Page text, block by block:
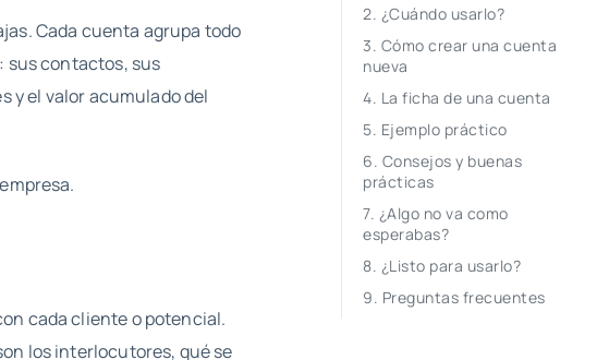
Cada cuenta agrupa todo
sus contactos, sus
y el valor acumulado del
cada cliente o potencial.
los interlocutores, qué se
¿Cuándo usarlo?
Cómo crear una cuenta
nueva
La ficha de una cuenta
Ejemplo práctico
Consejos y buenas
prácticas
¿Algo no va como
esperabas?
¿Listo para usarlo?
Preguntas frecuentes